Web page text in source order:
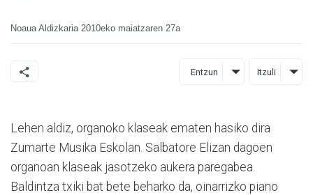
Noaua Aldizkaria 2010eko maiatzaren 27a
Entzun Itzuli
Lehen aldiz, organoko klaseak ematen hasiko dira
Zumarte Musika Eskolan. Salbatore Elizan dagoen
organoan klaseak jasotzeko aukera paregabea.
Baldintza txiki bat bete beharko da, oinarrizko piano